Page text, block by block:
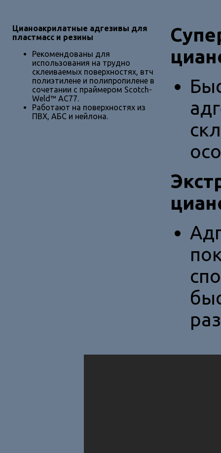
Цианоакрилатные адгезивы для
пластмасс и резины
Рекомендованы для
использования на трудно
склеиваемых поверхностях, втч
полиэтилене и полипропилене в
сочетании с праймером Scotch-
Weld™ AC77.
Работают на поверхностях из
ПВХ, АБС и нейлона.